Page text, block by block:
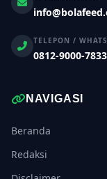
TELEPON /
0812-9000-7833
NAVIGASI
Beranda
Redaksi